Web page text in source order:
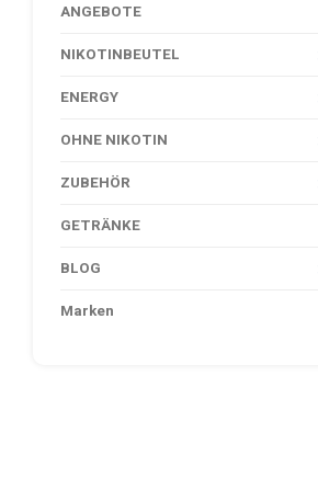
ANGEBOTE
NIKOTINBEUTEL
ENERGY
OHNE NIKOTIN
ZUBEHÖR
GETRÄNKE
BLOG
Marken